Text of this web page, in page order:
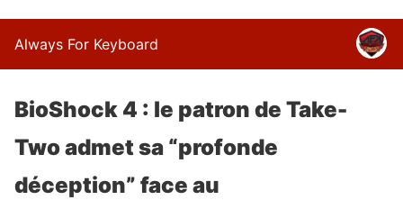
Always For Keyboard
BioShock 4 : le patron de Take-
Two admet sa “profonde
déception” face au